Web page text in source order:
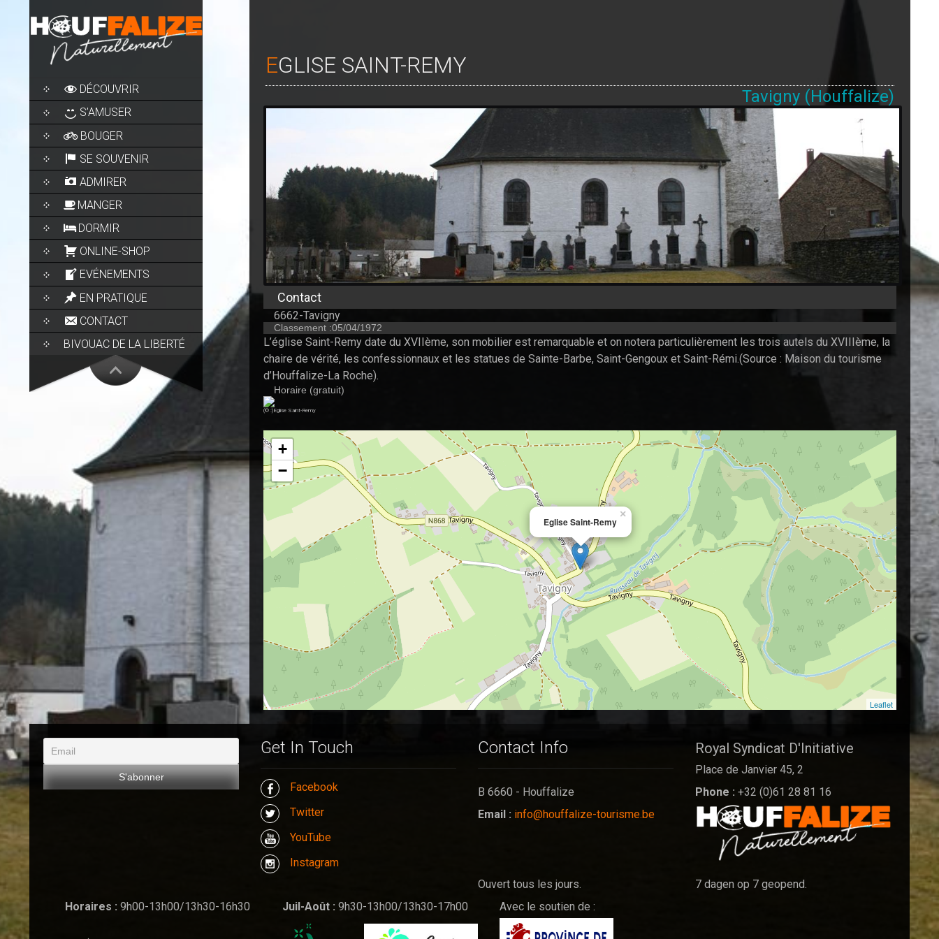
SKIP
TO
CONTENT
DÉCOUVRIR
S’AMUSER
BOUGER
SE SOUVENIR
ADMIRER
MANGER
DORMIR
ONLINE-SHOP
EVÉNEMENTS
EN PRATIQUE
CONTACT
BIVOUAC DE LA LIBERTÉ
EGLISE SAINT-REMY
Tavigny (Houffalize)
Contact
6662-Tavigny
Classement :05/04/1972
L’église Saint-Remy date du XVIIème, son mobilier est remarquable et on notera particulièrement les trois autels du XVIIIème, la
chaire de vérité, les confessionnaux et les statues de Sainte-Barbe, Saint-Gengoux et Saint-Rémi.(Source : Maison du tourisme
d’Houffalize-La Roche).
Horaire (gratuit)
(© :)Eglise Saint-Remy
Eglise Saint-Remy
×
+
−
Leaflet
Get In Touch
Facebook
Twitter
YouTube
Instagram
Contact Info Royal Syndicat D'Initiative
Place de Janvier 45, 2
B 6660 - Houffalize
Phone : +32 (0)61 28 81 16
Email : info@houffalize-tourisme.be
Ouvert tous les jours.
7 dagen op 7 geopend.
Horaires : 9h00-13h00/13h30-16h30 Juil-Août : 9h30-13h00/13h30-17h00 Avec le soutien de :